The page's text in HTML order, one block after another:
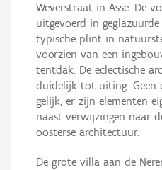
Weverstraat in Asse. De
uitgevoerd in geglazuurde
typische plint in
voorzien van een
tentdak. De eclectische
duidelijk tot uiting. Geen
gelijk, er zijn elementen
naast verwijzingen naar
oosterse architectuur.
De grote villa aan de